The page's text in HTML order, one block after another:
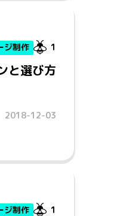
ジ制作
と選び方
1
2018-12-03
ジ制作 1